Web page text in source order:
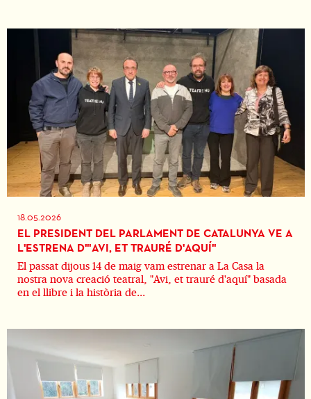
18.05.2026
EL PRESIDENT DEL PARLAMENT DE CATALUNYA VE A
L'ESTRENA D'"AVI, ET TRAURÉ D'AQUÍ"
El passat dijous 14 de maig vam estrenar a La Casa la
nostra nova creació teatral, "Avi, et trauré d'aquí" basada
en el llibre i la història de...